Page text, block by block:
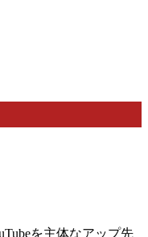
を主体なアップ先